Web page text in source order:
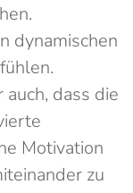
dynamischen
dass die
Motivation
zu